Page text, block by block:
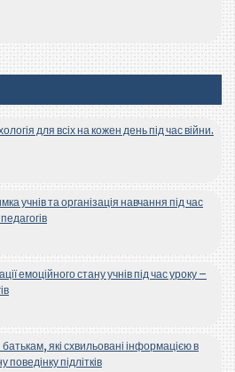
для всіх на кожен день під час війни.
учнів та організація навчання під час
емоційного стану учнів під час уроку –
які схвильовані інформацією в
підлітків